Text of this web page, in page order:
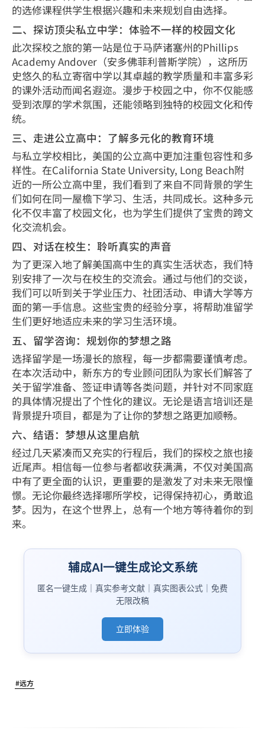
的选修课程供学生根据兴趣和未来规划自由选择。
二、探访顶尖私立中学：体验不一样的校园文化
此次探校之旅的第一站是位于马萨诸塞州的Phillips
Academy Andover（安多佛菲利普斯学院），这所历
史悠久的私立寄宿中学以其卓越的教学质量和丰富多彩
的课外活动而闻名遐迩。漫步于校园之中，你不仅能感
受到浓厚的学术氛围，还能领略到独特的校园文化和传
统。
三、走进公立高中：了解多元化的教育环境
与私立学校相比，美国的公立高中更加注重包容性和多
样性。在California State University, Long Beach附
近的一所公立高中里，我们看到了来自不同背景的学生
们如何在同一屋檐下学习、生活，共同成长。这种多元
化不仅丰富了校园文化，也为学生们提供了宝贵的跨文
化交流机会。
四、对话在校生：聆听真实的声音
为了更深入地了解美国高中生的真实生活状态，我们特
别安排了一次与在校生的交流会。通过与他们的交谈，
我们可以听到关于学业压力、社团活动、申请大学等方
面的第一手信息。这些宝贵的经验分享，将帮助准留学
生们更好地适应未来的学习生活环境。
五、留学咨询：规划你的梦想之路
选择留学是一场漫长的旅程，每一步都需要谨慎考虑。
在本次活动中，新东方的专业顾问团队为家长们解答了
关于留学准备、签证申请等各类问题，并针对不同家庭
的具体情况提出了个性化的建议。无论是语言培训还是
背景提升项目，都是为了让你的梦想之路更加顺畅。
六、结语：梦想从这里启航
经过几天紧凑而又充实的行程后，我们的探校之旅也接
近尾声。相信每一位参与者都收获满满，不仅对美国高
中有了更全面的认识，更重要的是激发了对未来无限憧
憬。无论你最终选择哪所学校，记得保持初心，勇敢追
梦。因为，在这个世界上，总有一个地方等待着你的到
来。
辅成AI一键生成论文系统
匿名一键生成｜真实参考文献｜真实图表公式｜免费
无限改稿
立即体验
#远方